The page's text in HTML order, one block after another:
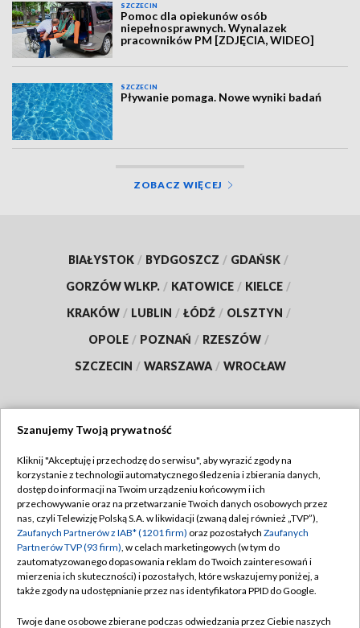
SZCZECIN
Pomoc dla opiekunów osób
niepełnosprawnych. Wynalazek
pracowników PM [ZDJĘCIA, WIDEO]
SZCZECIN
Pływanie pomaga. Nowe wyniki badań
ZOBACZ WIĘCEJ
BIAŁYSTOK / BYDGOSZCZ / GDAŃSK /
GORZÓW WLKP. / KATOWICE / KIELCE /
KRAKÓW / LUBLIN / ŁÓDŹ / OLSZTYN /
OPOLE / POZNAŃ / RZESZÓW /
SZCZECIN / WARSZAWA / WROCŁAW
TVP
Abonament TVP
Emisja w TVP
Centrum informacji TVP
Naziemna Telewizja Cyfrowa
Regulamin TVP
Polityka prywatności
Moje zgody
Pomoc
Szanujemy Twoją prywatność
Kliknij "Akceptuję i przechodzę do serwisu", aby wyrazić zgody na
korzystanie z technologii automatycznego śledzenia i zbierania danych,
dostęp do informacji na Twoim urządzeniu końcowym i ich
przechowywanie oraz na przetwarzanie Twoich danych osobowych przez
nas, czyli Telewizję Polską S.A. w likwidacji (zwaną dalej również „TVP”),
Zaufanych Partnerów z IAB* (1201 firm) oraz pozostałych Zaufanych
Partnerów TVP (93 firm), w celach marketingowych (w tym do
zautomatyzowanego dopasowania reklam do Twoich zainteresowań i
mierzenia ich skuteczności) i pozostałych, które wskazujemy poniżej, a
także zgody na udostępnianie przez nas identyfikatora PPID do Google.
Twoje dane osobowe zbierane podczas odwiedzania przez Ciebie naszych